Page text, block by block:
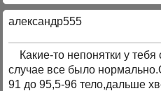
александр555
Какие-то непонятки у
случае все было
91 до 95,5-96 тело,дальше